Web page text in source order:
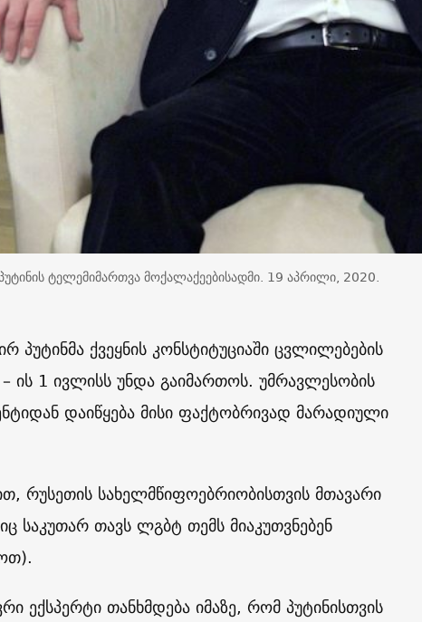
ტელემიმართვა მოქალაქეებისადმი. 19 აპრილი, 2020.
ქვეყნის კონსტიტუციაში ცვლილებების
ის 1 ივლისს უნდა გაიმართოს. უმრავლესობის
დაიწყება მისი ფაქტობრივად მარადიული
რუსეთის სახელმწიფოებრიობისთვის მთავარი
საკუთარ თავს ლგბტ თემს მიაკუთვნებენ
თანხმდება იმაზე, რომ პუტინისთვის